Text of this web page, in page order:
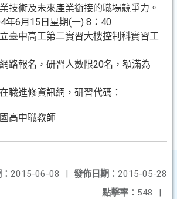
技術及未來產業銜接的職場競爭力。
年6月15日星期(一) 8：40
臺中高工第二實習大樓控制科實習工
路報名，研習人數限20名，額滿為
在職進修資訊網，研習代碼：
高中職教師
發佈日期： 2015-05-28
2015-06-08
|
點擊率： 548 |